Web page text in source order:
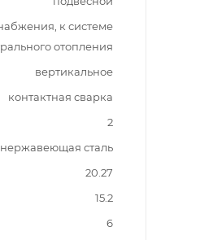
к системе
отопления
вертикальное
контактная сварка
2
нержавеющая сталь
20.27
15.2
6